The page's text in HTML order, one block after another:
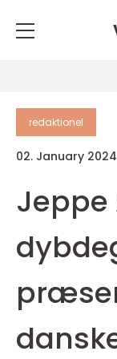
redaktionel
02. January 2024
Jeppe